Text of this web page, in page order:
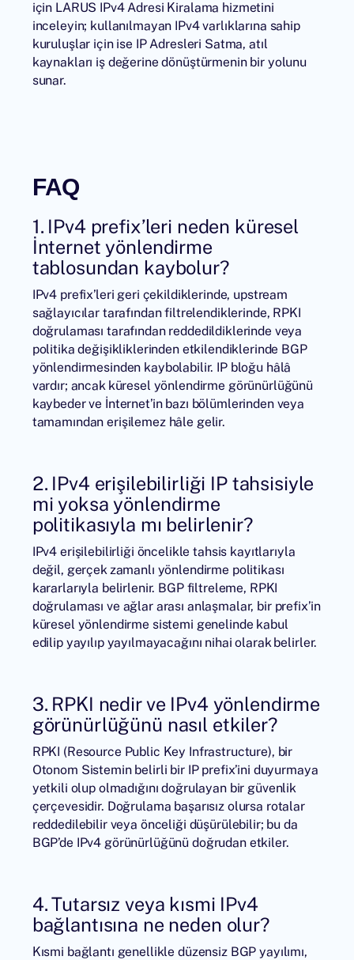
için LARUS IPv4 Adresi Kiralama hizmetini
inceleyin; kullanılmayan IPv4 varlıklarına sahip
kuruluşlar için ise IP Adresleri Satma, atıl
kaynakları iş değerine dönüştürmenin bir yolunu
sunar.
FAQ
1. IPv4 prefix’leri neden küresel
İnternet yönlendirme
tablosundan kaybolur?
IPv4 prefix’leri geri çekildiklerinde, upstream
sağlayıcılar tarafından filtrelendiklerinde, RPKI
doğrulaması tarafından reddedildiklerinde veya
politika değişikliklerinden etkilendiklerinde BGP
yönlendirmesinden kaybolabilir. IP bloğu hâlâ
vardır; ancak küresel yönlendirme görünürlüğünü
kaybeder ve İnternet’in bazı bölümlerinden veya
tamamından erişilemez hâle gelir.
2. IPv4 erişilebilirliği IP tahsisiyle
mi yoksa yönlendirme
politikasıyla mı belirlenir?
IPv4 erişilebilirliği öncelikle tahsis kayıtlarıyla
değil, gerçek zamanlı yönlendirme politikası
kararlarıyla belirlenir. BGP filtreleme, RPKI
doğrulaması ve ağlar arası anlaşmalar, bir prefix’in
küresel yönlendirme sistemi genelinde kabul
edilip yayılıp yayılmayacağını nihai olarak belirler.
3. RPKI nedir ve IPv4 yönlendirme
görünürlüğünü nasıl etkiler?
RPKI (Resource Public Key Infrastructure), bir
Otonom Sistemin belirli bir IP prefix’ini duyurmaya
yetkili olup olmadığını doğrulayan bir güvenlik
çerçevesidir. Doğrulama başarısız olursa rotalar
reddedilebilir veya önceliği düşürülebilir; bu da
BGP’de IPv4 görünürlüğünü doğrudan etkiler.
4. Tutarsız veya kısmi IPv4
bağlantısına ne neden olur?
Kısmi bağlantı genellikle düzensiz BGP yayılımı,